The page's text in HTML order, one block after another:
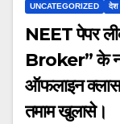
UNCATEGORIZED देश
NEET पेपर
Broker” के
ऑफलाइन
तमाम खुलासे।